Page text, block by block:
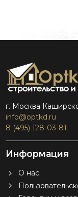
г. Москва
info@optkd.ru
8 (495) 128-03-81
Информация
О нас